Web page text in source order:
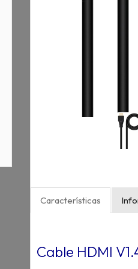
Características
Cable HDMI